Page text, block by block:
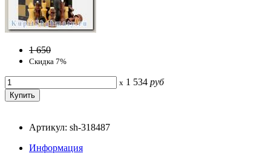
1 650
Скидка 7%
x 1 534 руб
Артикул: sh-318487
Информация